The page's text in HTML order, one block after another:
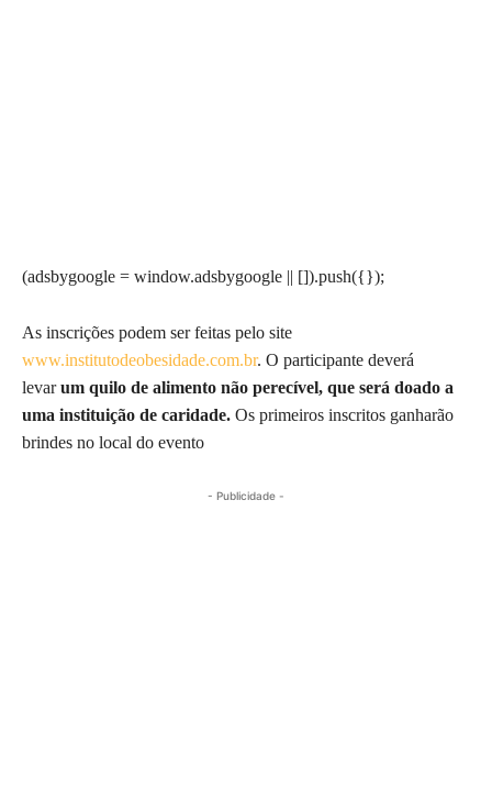
(adsbygoogle = window.adsbygoogle || []).push({});
As inscrições podem ser feitas pelo site
www.institutodeobesidade.com.br. O participante deverá
levarum quilo de alimento não perecível, que será doado a
uma instituição de caridade. Os primeiros inscritos ganharão
brindes no local do evento
- Publicidade -